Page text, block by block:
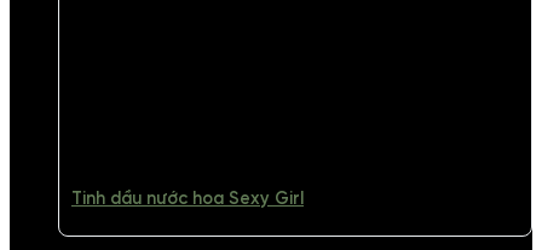
Tinh dầu nước hoa Sexy Girl